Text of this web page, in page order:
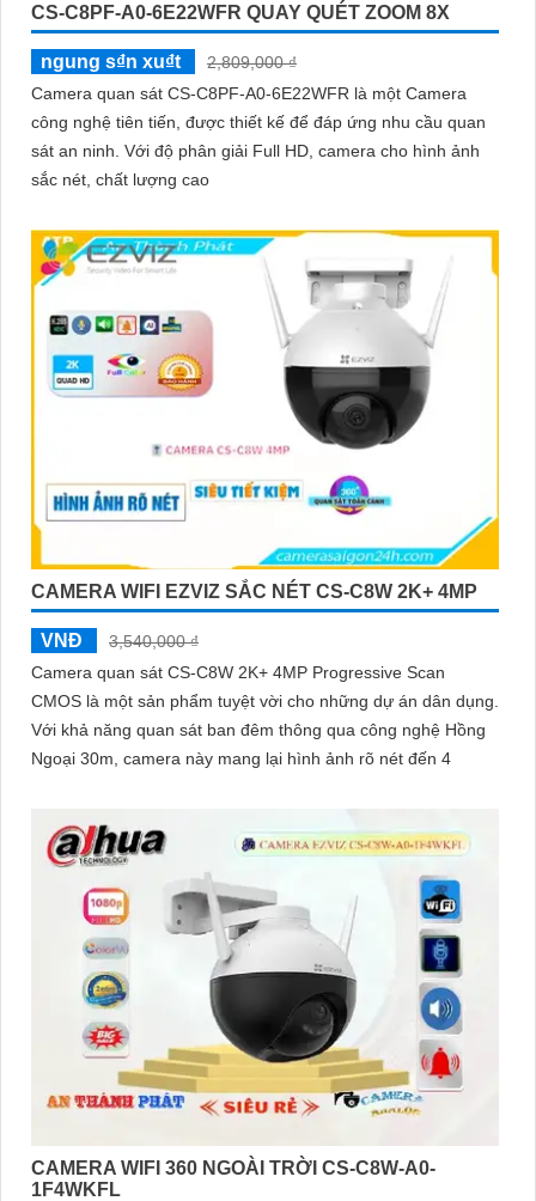
CS-C8PF-A0-6E22WFR QUAY QUÉT ZOOM 8X
ngung s₫n xu₫t
2,809,000 ₫
Camera quan sát CS-C8PF-A0-6E22WFR là một Camera
công nghệ tiên tiến, được thiết kế để đáp ứng nhu cầu quan
sát an ninh. Với độ phân giải Full HD, camera cho hình ảnh
sắc nét, chất lượng cao
CAMERA WIFI EZVIZ SẮC NÉT CS-C8W 2K+ 4MP
VNĐ
3,540,000 ₫
Camera quan sát CS-C8W 2K+ 4MP Progressive Scan
CMOS là một sản phẩm tuyệt vời cho những dự án dân dụng.
Với khả năng quan sát ban đêm thông qua công nghệ Hồng
Ngoại 30m, camera này mang lại hình ảnh rõ nét đến 4
CAMERA WIFI 360 NGOÀI TRỜI CS-C8W-A0-
1F4WKFL